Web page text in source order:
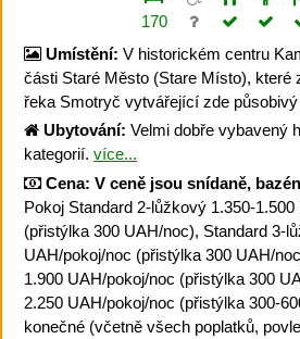
170
Umístění: V historickém centru
části Staré Město (Stare Místo), které
řeka Smotryč vytvářející zde působivý
Ubytování: Velmi dobře vybavený
kategorií. více...
Cena: V ceně jsou snídaně,
Pokoj Standard 2-lůžkový 1.350-
(přistýlka 300 UAH/noc), Standard 3-
UAH/pokoj/noc (přistýlka 300 UAH/
1.900 UAH/pokoj/noc (přistýlka 300
2.250 UAH/pokoj/noc (přistýlka 300-
konečné (včetně všech poplatků,